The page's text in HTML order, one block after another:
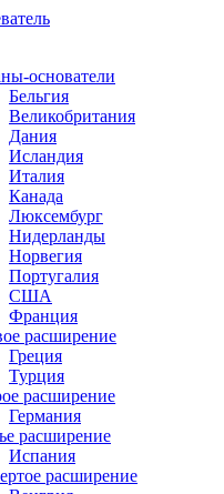
основатели
Бельгия
Великобритания
Дания
Исландия
Италия
Канада
Люксембург
Нидерланды
Норвегия
Португалия
США
Франция
расширение
Греция
Турция
расширение
Германия
расширение
Испания
расширение